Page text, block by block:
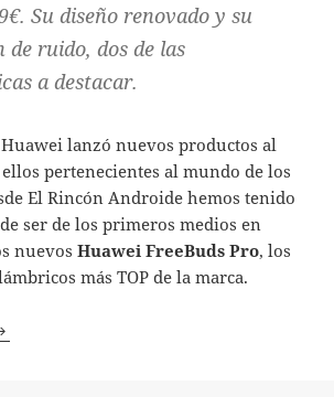
Su diseño renovado y su
de ruido, dos de las
a destacar.
lanzó nuevos productos al
pertenecientes al mundo de los
El Rincón Androide hemos tenido
ser de los primeros medios en
nuevosHuawei FreeBuds Pro, los
más TOP de la marca.
FreeBuds Pro: probamos los